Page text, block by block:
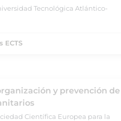
Tecnológica Atlántico-
ECTS
y prevención de
Científica Europea para la